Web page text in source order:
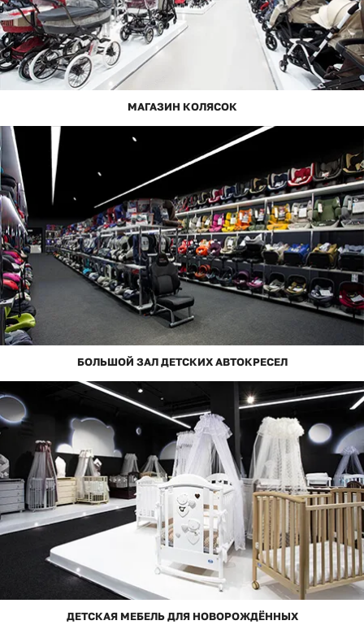
МАГАЗИН КОЛЯСОК
БОЛЬШОЙ ЗАЛ ДЕТСКИХ АВТОКРЕСЕЛ
ДЕТСКАЯ МЕБЕЛЬ ДЛЯ НОВОРОЖДЁННЫХ